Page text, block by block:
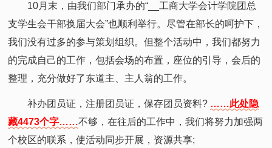
10月末，由我们部门承办的“__工商大学会计学院团总
支学生会干部换届大会”也顺利举行。尽管在部长的呵护下，
我们没有过多的参与策划组织。但整个活动中，我们都努力
的完成自己的工作，包括会场的布置，座位的引导，会后的
整理，充分做好了东道主、主人翁的工作。
补办团员证，注册团员证，保存团员资料? ……此处隐
藏4473个字……不够，在往后的工作中，我们将努力加强两
个校区的联系，使活动同步开展，资源共享;